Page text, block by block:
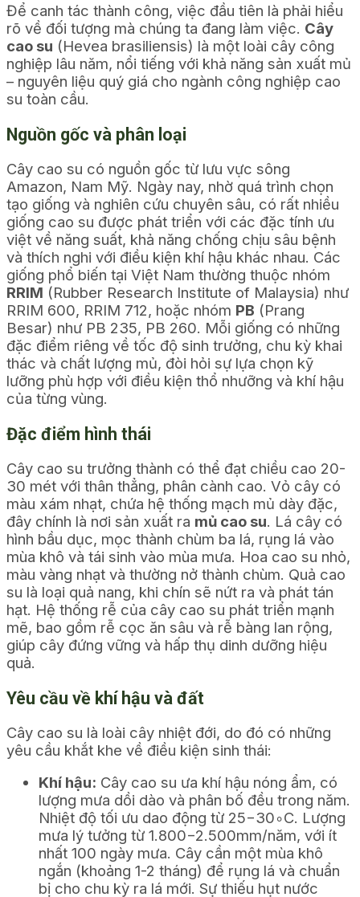
Để canh tác thành công, việc đầu tiên là phải hiểu
rõ về đối tượng mà chúng ta đang làm việc. Cây
cao su (Hevea brasiliensis) là một loài cây công
nghiệp lâu năm, nổi tiếng với khả năng sản xuất mủ
– nguyên liệu quý giá cho ngành công nghiệp cao
su toàn cầu.
Nguồn gốc và phân loại
Cây cao su có nguồn gốc từ lưu vực sông
Amazon, Nam Mỹ. Ngày nay, nhờ quá trình chọn
tạo giống và nghiên cứu chuyên sâu, có rất nhiều
giống cao su được phát triển với các đặc tính ưu
việt về năng suất, khả năng chống chịu sâu bệnh
và thích nghi với điều kiện khí hậu khác nhau. Các
giống phổ biến tại Việt Nam thường thuộc nhóm
RRIM (Rubber Research Institute of Malaysia) như
RRIM 600, RRIM 712, hoặc nhóm PB (Prang
Besar) như PB 235, PB 260. Mỗi giống có những
đặc điểm riêng về tốc độ sinh trưởng, chu kỳ khai
thác và chất lượng mủ, đòi hỏi sự lựa chọn kỹ
lưỡng phù hợp với điều kiện thổ nhưỡng và khí hậu
của từng vùng.
Đặc điểm hình thái
Cây cao su trưởng thành có thể đạt chiều cao 20-
30 mét với thân thẳng, phân cành cao. Vỏ cây có
màu xám nhạt, chứa hệ thống mạch mủ dày đặc,
đây chính là nơi sản xuất ra mủ cao su. Lá cây có
hình bầu dục, mọc thành chùm ba lá, rụng lá vào
mùa khô và tái sinh vào mùa mưa. Hoa cao su nhỏ,
màu vàng nhạt và thường nở thành chùm. Quả cao
su là loại quả nang, khi chín sẽ nứt ra và phát tán
hạt. Hệ thống rễ của cây cao su phát triển mạnh
mẽ, bao gồm rễ cọc ăn sâu và rễ bàng lan rộng,
giúp cây đứng vững và hấp thụ dinh dưỡng hiệu
quả.
Yêu cầu về khí hậu và đất
Cây cao su là loài cây nhiệt đới, do đó có những
yêu cầu khắt khe về điều kiện sinh thái:
Khí hậu: Cây cao su ưa khí hậu nóng ẩm, có
lượng mưa dồi dào và phân bố đều trong năm.
Nhiệt độ tối ưu dao động từ 25−30∘C. Lượng
mưa lý tưởng từ 1.800−2.500mm/năm, với ít
nhất 100 ngày mưa. Cây cần một mùa khô
ngắn (khoảng 1-2 tháng) để rụng lá và chuẩn
bị cho chu kỳ ra lá mới. Sự thiếu hụt nước